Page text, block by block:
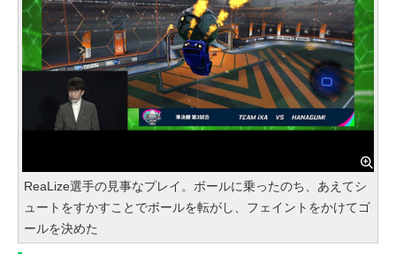
ReaLize選手の見事なプレイ。ボールに乗ったのち、あえてシ
ュートをすかすことでボールを転がし、フェイントをかけてゴ
ールを決めた